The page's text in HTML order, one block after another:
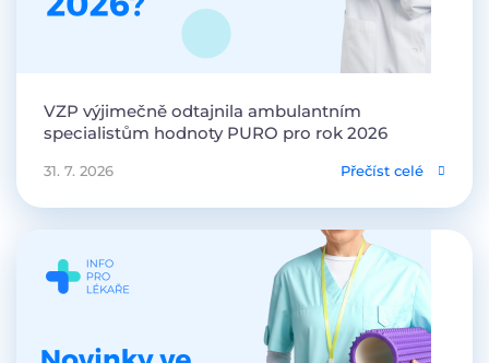
VZP výjimečně odtajnila ambulantním
specialistům hodnoty PURO pro rok 2026
31. 7. 2026 Přečíst celé